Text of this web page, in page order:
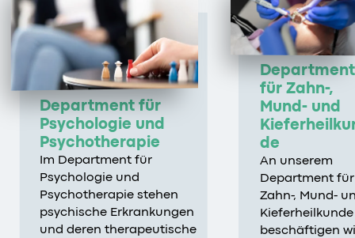
Department für
Psychologie und
Psychotherapie
Im Department für
Psychologie und
Psychotherapie stehen
psychische Erkrankungen
und deren therapeutische
Department
für Zahn-,
Mund- und
de
An unserem
Department für
Zahn-, Mund-
Kieferheilkunde
beschäftigen